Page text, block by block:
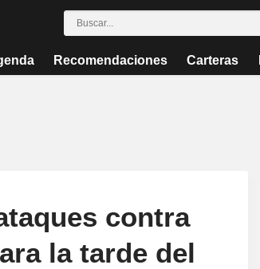
Recomendaciones Carteras
contra
la tarde del